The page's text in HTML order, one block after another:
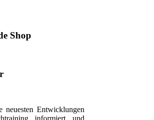
Shop
neuesten Entwicklungen